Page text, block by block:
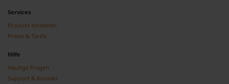
Services
Produkt einstellen
Preise & Tarife
Hilfe
Häufige Fragen
Support & Kontakt